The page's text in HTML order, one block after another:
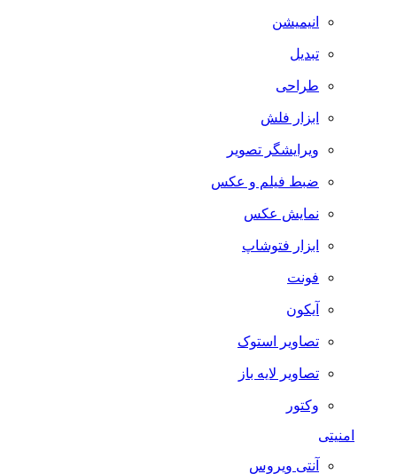
انیمیشن
تبدیل
طراحی
ابزار فلش
ویرایشگر تصویر
ضبط فيلم و عكس
نمایش عکس
ابزار فتوشاپ
فونت
آیکون
تصاویر استوک
تصاویر لایه باز
وکتور
امنیتی
آنتی ویروس